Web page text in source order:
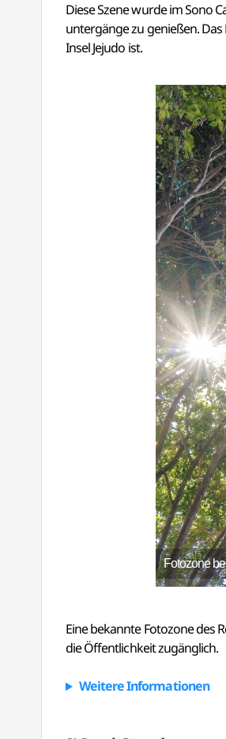
Diese Szene wurde im Sono
untergänge zu genießen.
Insel Jejudo ist.
Fotozone
Eine bekannte Fotozone des
die Öffentlichkeit zugänglich.
Weitere Informationen